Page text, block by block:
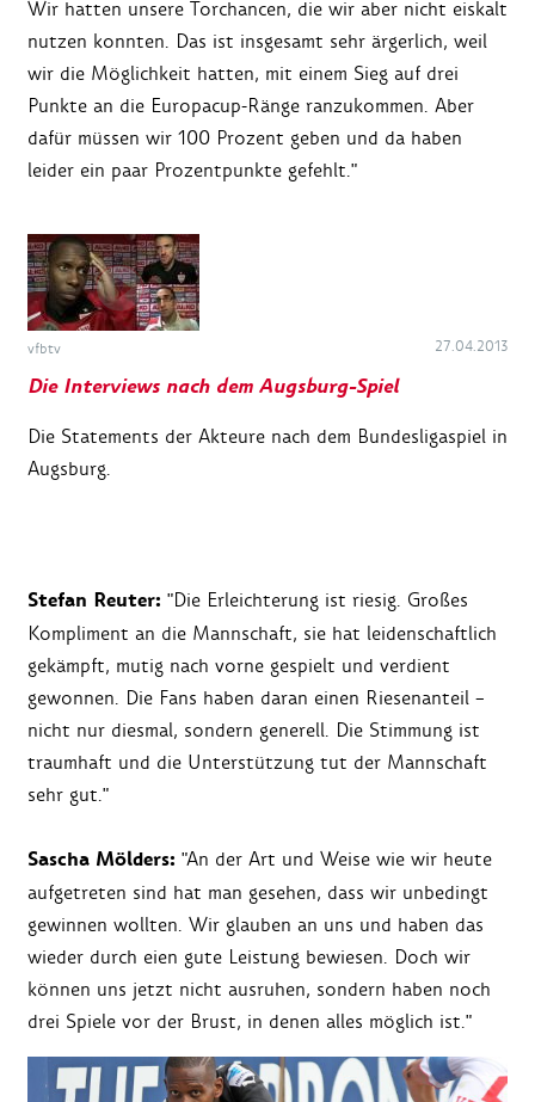
Wir hatten unsere Torchancen, die wir aber nicht eiskalt
nutzen konnten. Das ist insgesamt sehr ärgerlich, weil
wir die Möglichkeit hatten, mit einem Sieg auf drei
Punkte an die Europacup-Ränge ranzukommen. Aber
dafür müssen wir 100 Prozent geben und da haben
leider ein paar Prozentpunkte gefehlt."
vfbtv 27.04.2013
Die Interviews nach dem Augsburg-Spiel
Die Statements der Akteure nach dem Bundesligaspiel in
Augsburg.
Stefan Reuter: "Die Erleichterung ist riesig. Großes
Kompliment an die Mannschaft, sie hat leidenschaftlich
gekämpft, mutig nach vorne gespielt und verdient
gewonnen. Die Fans haben daran einen Riesenanteil –
nicht nur diesmal, sondern generell. Die Stimmung ist
traumhaft und die Unterstützung tut der Mannschaft
sehr gut."
Sascha Mölders: "An der Art und Weise wie wir heute
aufgetreten sind hat man gesehen, dass wir unbedingt
gewinnen wollten. Wir glauben an uns und haben das
wieder durch eien gute Leistung bewiesen. Doch wir
können uns jetzt nicht ausruhen, sondern haben noch
drei Spiele vor der Brust, in denen alles möglich ist."